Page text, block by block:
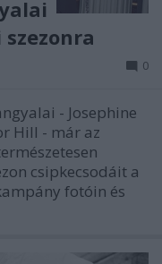
0
- Josephine
Hill - már az
csipkecsodáit a
fotóin és